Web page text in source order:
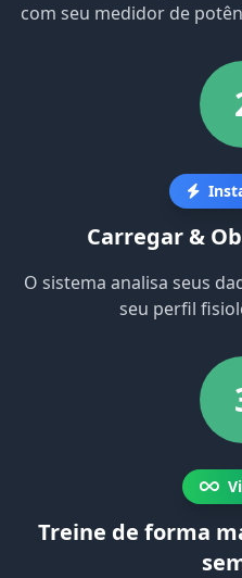
com seu medidor de
Carregar &
O sistema analisa seus
seu perfil
Treine de forma